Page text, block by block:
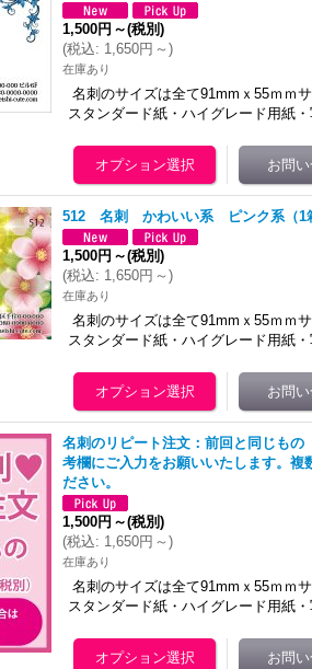
1,500円 ～(税別)
(税込: 1,650円 ～)
在庫あり
名刺のサイズは全て91mmｘ55ｍｍ
スタンダード紙・ハイグレード用紙
512 名刺 かわいい系 ピンク系（1箱
1,500円 ～(税別)
(税込: 1,650円 ～)
在庫あり
名刺のサイズは全て91mmｘ55ｍｍ
スタンダード紙・ハイグレード用紙
名刺のリピート注文：前回と同じも
考欄にご入力をお願いいたします。複
ださい。
1,500円 ～(税別)
(税込: 1,650円 ～)
在庫あり
名刺のサイズは全て91mmｘ55ｍｍ
スタンダード紙・ハイグレード用紙